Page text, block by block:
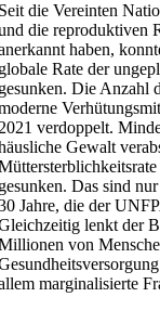
die Vereinten
die reproduktiven
haben,
Rate der
Die Anzahl
verdoppelt.
Gewalt
Das sind
Jahre, die der
lenkt der
von
marginalisierte